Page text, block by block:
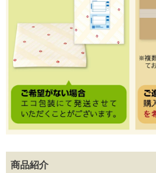
商品紹介